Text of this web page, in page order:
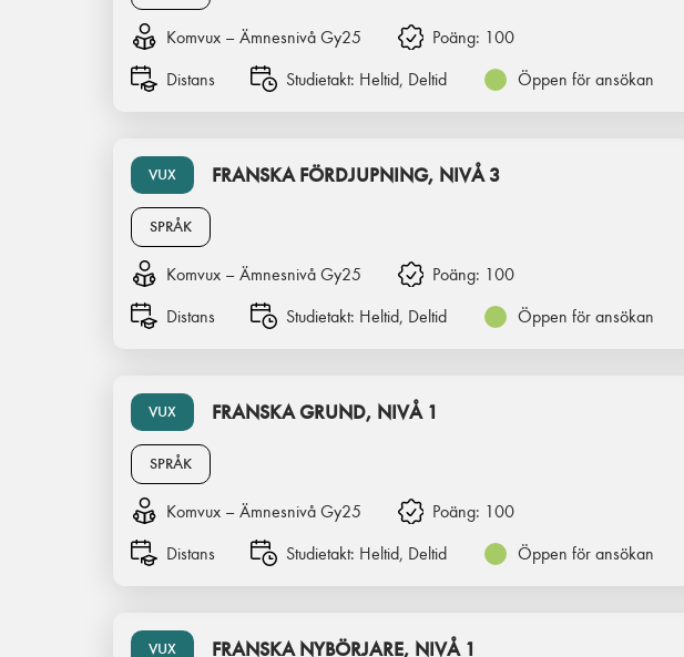
Komvux – Ämnesnivå Gy25 Poäng: 100
Distans
Studietakt: Heltid, Deltid Öppen för ansökan
VUX FRANSKA FÖRDJUPNING, NIVÅ 3
SPRÅK
Komvux – Ämnesnivå Gy25 Poäng: 100
Distans
Studietakt: Heltid, Deltid Öppen för ansökan
VUX FRANSKA GRUND, NIVÅ 1
SPRÅK
Komvux – Ämnesnivå Gy25 Poäng: 100
Distans
Studietakt: Heltid, Deltid Öppen för ansökan
VUX FRANSKA NYBÖRJARE, NIVÅ 1